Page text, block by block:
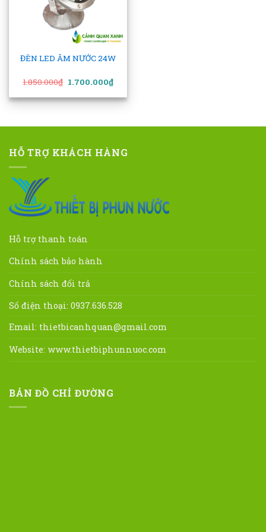
ĐÈN LED ÂM NƯỚC 24W
1.850.000₫ Giá
là:
1.850.000₫.
1.700.000₫Giá
hiện
tại
là:
HỖ TRỢ KHÁCH HÀNG
Hỗ trợ thanh toán
Chính sách bảo hành
Chính sách đổi trả
Số điện thoại: 0937.636.528
Email: thietbicanhquan@gmail.com
Website: www.thietbiphunnuoc.com
BẢN ĐỒ CHỈ ĐƯỜNG